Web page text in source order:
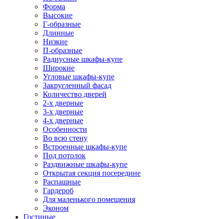
Форма
Высокие
Г-образные
Длинные
Низкие
П-образные
Радиусные шкафы-купе
Широкие
Угловые шкафы-купе
Закругленный фасад
Количество дверей
2-х дверные
3-х дверные
4-х дверные
Особенности
Во всю стену
Встроенные шкафы-купе
Под потолок
Раздвижные шкафы-купе
Открытая секция посередине
Распашные
Гардероб
Для маленького помещения
Эконом
Гостиные